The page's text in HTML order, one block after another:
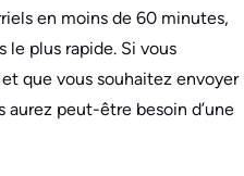
en moins de 60 minutes,
le plus rapide. Si vous
que vous souhaitez envoyer
aurez peut-être besoin d’une